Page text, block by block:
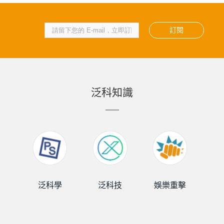
訂閱
泛科知識
泛科學 泛科技 娛樂重擊